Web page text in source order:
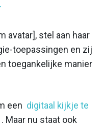
avatar], stel aan haar
toepassingen en zij
toegankelijke manier
een digitaal kijkje te
. Maar nu staat ook